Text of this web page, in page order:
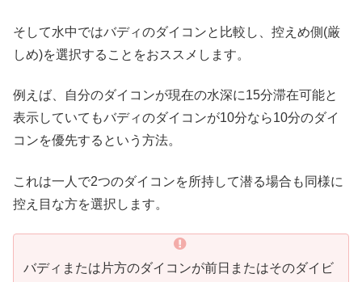
そして水中ではバディのダイコンと比較し、控えめ側(厳
しめ)を選択することをおススメします。
例えば、自分のダイコンが現在の水深に15分滞在可能と
表示していてもバディのダイコンが10分なら10分のダイ
コンを優先するという方法。
これは一人で2つのダイコンを所持して潜る場合も同様に
控え目な方を選択します。
バディまたは片方のダイコンが前日またはそのダイビ